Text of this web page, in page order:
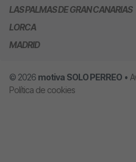
LAS PALMAS DE GRAN CANARIAS
LORCA
MADRID
© 2026 motiva SOLO PERREO •
Política de cookies